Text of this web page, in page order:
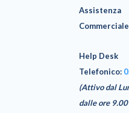
Assistenza
Commerciale
Help Desk
Telefonico:
(Attivo dal
dalle ore